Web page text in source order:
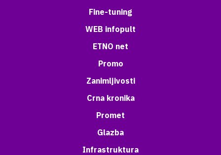
Fine-tuning
WEB infopult
ETNO net
Promo
Zanimljivosti
Crna kronika
Promet
Glazba
Infrastruktura